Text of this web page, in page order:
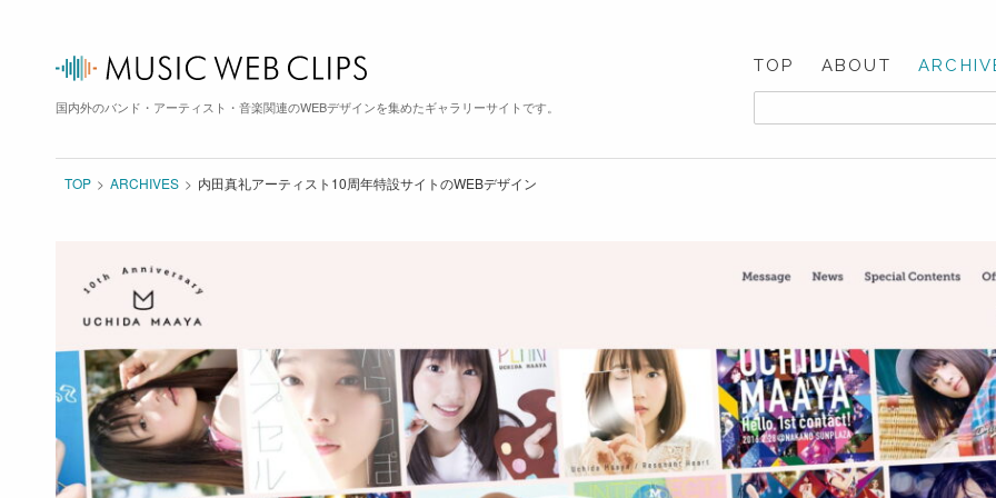
国内外のバンド・アーティスト・音楽関連のWEBデザインを集めたギャラリーサイトです。
TOP ABOUT
TOP ARCHIVES 内田真礼アーティスト10周年特設サイトのWEBデザイン